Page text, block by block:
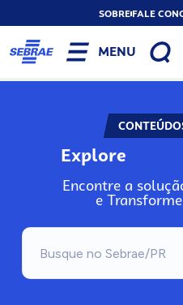
SOBREFALE
MENU
Explore
Encontre a
e